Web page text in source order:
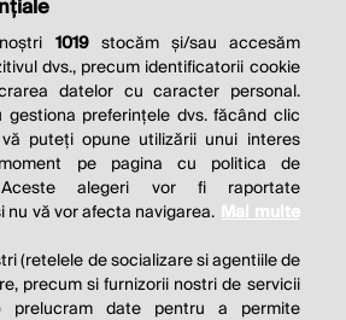
1019stocăm și/sau accesăm
dvs., precum identificatorii cookie
datelor cu caracter personal.
preferințele dvs. făcând clic
puteți opune utilizării unui interes
pe pagina cu politica de
Aceste alegeri vor fi raportate
vă vor afecta navigarea. Mai multe
(retelele de socializare si agentiile de
precum si furnizorii nostri de servicii
prelucram date pentru a permite